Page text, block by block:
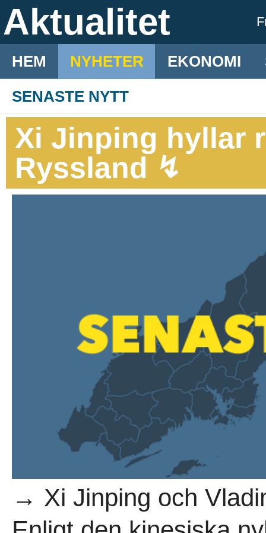
Aktualitet
HEM NYHETER EKONOMI
SENASTE NYTT
Xi Jinping hyllar
Ryssland ↯
→ Xi Jinping och